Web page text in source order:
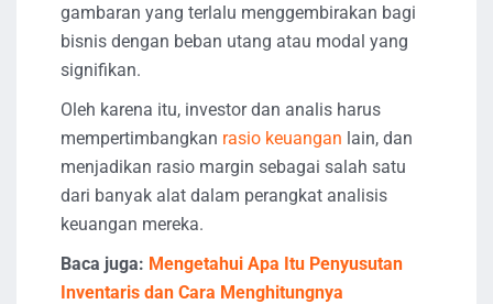
gambaran yang terlalu menggembirakan bagi
bisnis dengan beban utang atau modal yang
signifikan.
Oleh karena itu, investor dan analis harus
mempertimbangkan rasio keuangan lain, dan
menjadikan rasio margin sebagai salah satu
dari banyak alat dalam perangkat analisis
keuangan mereka.
Baca juga: Mengetahui Apa Itu Penyusutan
Inventaris dan Cara Menghitungnya